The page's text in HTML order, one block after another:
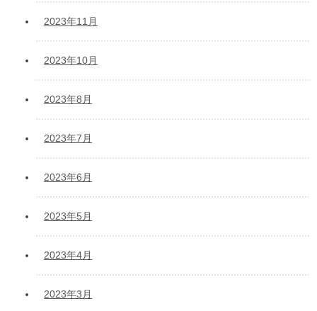
2023年11月
2023年10月
2023年8月
2023年7月
2023年6月
2023年5月
2023年4月
2023年3月